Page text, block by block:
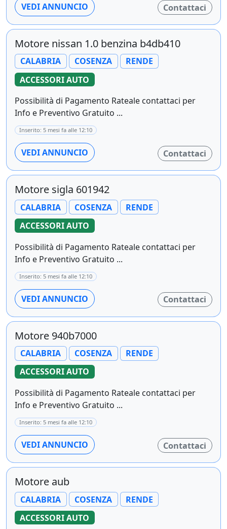
VEDI ANNUNCIO Contattaci
Motore nissan 1.0 benzina b4db410
CALABRIA COSENZA
RENDE
ACCESSORI AUTO
Possibilità di Pagamento Rateale contattaci per
Info e Preventivo Gratuito ...
Inserito: 5 mesi fa alle 12:10
VEDI ANNUNCIO Contattaci
Motore sigla 601942
CALABRIA COSENZA
RENDE
ACCESSORI AUTO
Possibilità di Pagamento Rateale contattaci per
Info e Preventivo Gratuito ...
Inserito: 5 mesi fa alle 12:10
VEDI ANNUNCIO Contattaci
Motore 940b7000
CALABRIA COSENZA
RENDE
ACCESSORI AUTO
Possibilità di Pagamento Rateale contattaci per
Info e Preventivo Gratuito ...
Inserito: 5 mesi fa alle 12:10
VEDI ANNUNCIO Contattaci
Motore aub
CALABRIA COSENZA
RENDE
ACCESSORI AUTO